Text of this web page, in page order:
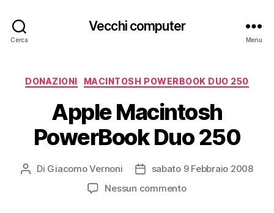
Cerca
Vecchi computer
Menu
Categorie
DONAZIONI MACINTOSH POWERBOOK DUO 250
Apple Macintosh
PowerBook Duo 250
Autore
Di Giacomo Vernoni
Datasabato 9 Febbraio 2008
Nessun commentosu